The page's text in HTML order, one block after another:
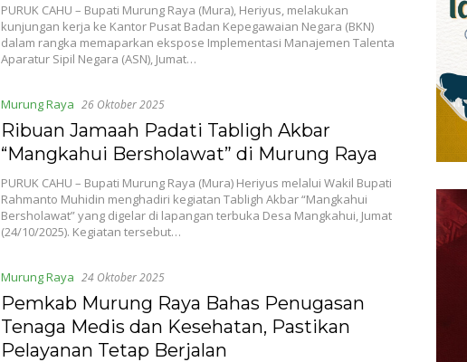
PURUK CAHU – Bupati Murung Raya (Mura), Heriyus, melakukan
kunjungan kerja ke Kantor Pusat Badan Kepegawaian Negara (BKN)
dalam rangka memaparkan ekspose Implementasi Manajemen Talenta
Aparatur Sipil Negara (ASN), Jumat…
Murung Raya 26 Oktober 2025
Ribuan Jamaah Padati Tabligh Akbar
“Mangkahui Bersholawat” di Murung Raya
PURUK CAHU – Bupati Murung Raya (Mura) Heriyus melalui Wakil Bupati
Rahmanto Muhidin menghadiri kegiatan Tabligh Akbar “Mangkahui
Bersholawat” yang digelar di lapangan terbuka Desa Mangkahui, Jumat
(24/10/2025). Kegiatan tersebut…
Murung Raya 24 Oktober 2025
Pemkab Murung Raya Bahas Penugasan
Tenaga Medis dan Kesehatan, Pastikan
Pelayanan Tetap Berjalan